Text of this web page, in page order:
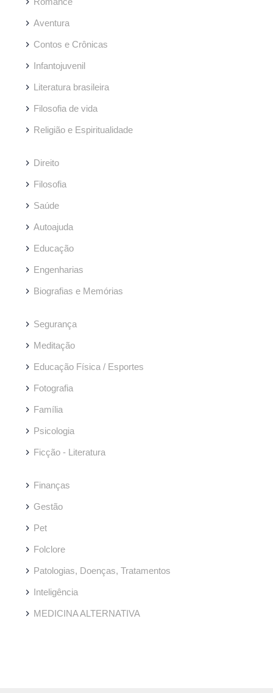
Aventura
Contos e Crônicas
Infantojuvenil
Literatura brasileira
Filosofia de vida
Religião e Espiritualidade
Direito
Filosofia
Saúde
Autoajuda
Educação
Engenharias
Biografias e Memórias
Segurança
Meditação
Educação Física / Esportes
Fotografia
Família
Psicologia
Ficção - Literatura
Finanças
Gestão
Pet
Folclore
Patologias, Doenças, Tratamentos
Inteligência
MEDICINA ALTERNATIVA